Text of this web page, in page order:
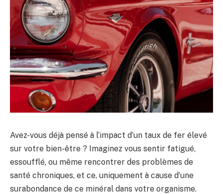
Avez-vous déjà pensé à l’impact d’un taux de fer élevé
sur votre bien-être ? Imaginez vous sentir fatigué,
essoufflé, ou même rencontrer des problèmes de
santé chroniques, et ce, uniquement à cause d’une
surabondance de ce minéral dans votre organisme.